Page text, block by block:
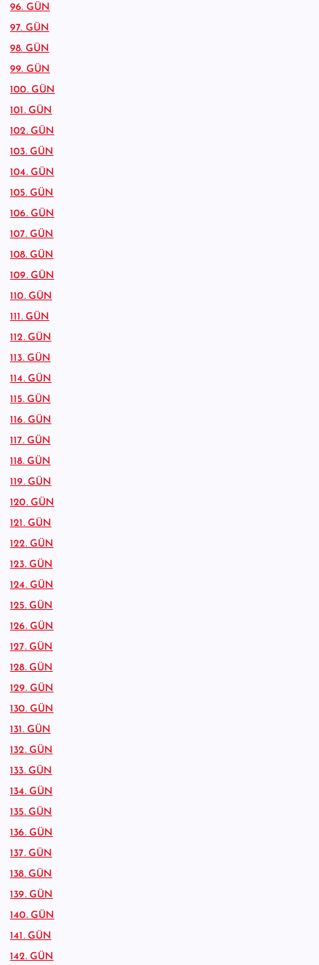
96. GÜN
97. GÜN
98. GÜN
99. GÜN
100. GÜN
101. GÜN
102. GÜN
103. GÜN
104. GÜN
105. GÜN
106. GÜN
107. GÜN
108. GÜN
109. GÜN
110. GÜN
111. GÜN
112. GÜN
113. GÜN
114. GÜN
115. GÜN
116. GÜN
117. GÜN
118. GÜN
119. GÜN
120. GÜN
121. GÜN
122. GÜN
123. GÜN
124. GÜN
125. GÜN
126. GÜN
127. GÜN
128. GÜN
129. GÜN
130. GÜN
131. GÜN
132. GÜN
133. GÜN
134. GÜN
135. GÜN
136. GÜN
137. GÜN
138. GÜN
139. GÜN
140. GÜN
141. GÜN
142. GÜN